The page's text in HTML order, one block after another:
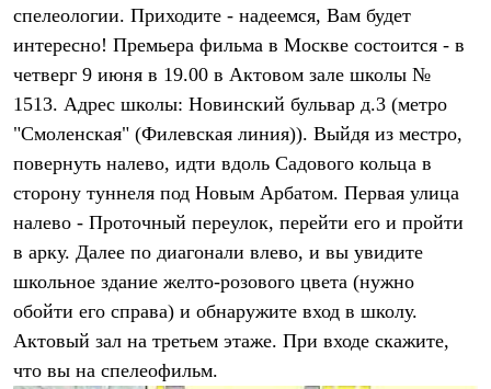
Футболки
Толстовки
Брюки
Шорты
Женская одежда
Утепленная пухом
Жилеты
Утепленная синтетикой
Брюки
Штормовая одежда
Куртки
Софтшелл одежда
Куртки
Брюки
Лёгкая одежда
спелеологии. Приходите - надеемся, Вам будет
интересно! Премьера фильма в Москве состоится - в
четверг 9 июня в 19.00 в Актовом зале школы №
1513. Адрес школы: Новинский бульвар д.3 (метро
"Смоленская" (Филевская линия)). Выйдя из местро,
повернуть налево, идти вдоль Садового кольца в
сторону туннеля под Новым Арбатом. Первая улица
налево - Проточный переулок, перейти его и пройти
в арку. Далее по диагонали влево, и вы увидите
школьное здание желто-розового цвета (нужно
обойти его справа) и обнаружите вход в школу.
Актовый зал на третьем этаже. При входе скажите,
что вы на спелеофильм.